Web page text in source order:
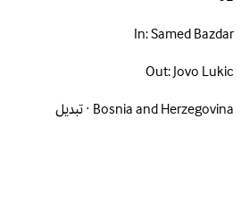
In:Samed Bazdar
Out:Jovo Lukic
Bosnia and Herzegovina · تبديل